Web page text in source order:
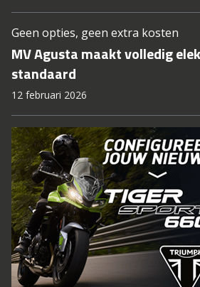
Geen opties, geen extra kosten
MV Agusta maakt volledig
standaard
12 februari 2026